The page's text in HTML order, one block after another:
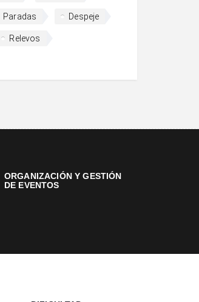
Paradas Despeje
Relevos
ORGANIZACIÓN Y GESTIÓN
DE EVENTOS